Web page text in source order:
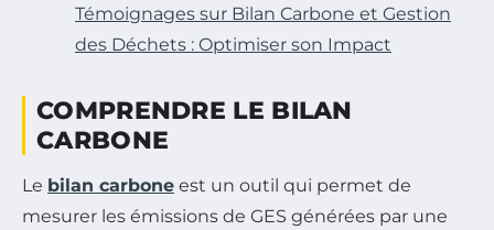
Témoignages sur Bilan Carbone et Gestion
des Déchets : Optimiser son Impact
COMPRENDRE LE BILAN
CARBONE
Le bilan carbone est un outil qui permet de
mesurer les émissions de GES générées par une